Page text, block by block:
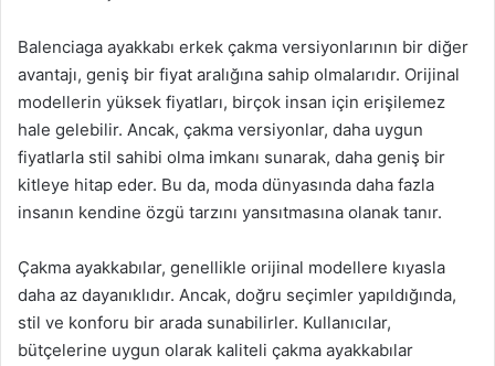
Balenciaga ayakkabı erkek çakma versiyonlarının bir diğer
avantajı, geniş bir fiyat aralığına sahip olmalarıdır. Orijinal
modellerin yüksek fiyatları, birçok insan için erişilemez
hale gelebilir. Ancak, çakma versiyonlar, daha uygun
fiyatlarla stil sahibi olma imkanı sunarak, daha geniş bir
kitleye hitap eder. Bu da, moda dünyasında daha fazla
insanın kendine özgü tarzını yansıtmasına olanak tanır.
Çakma ayakkabılar, genellikle orijinal modellere kıyasla
daha az dayanıklıdır. Ancak, doğru seçimler yapıldığında,
stil ve konforu bir arada sunabilirler. Kullanıcılar,
bütçelerine uygun olarak kaliteli çakma ayakkabılar